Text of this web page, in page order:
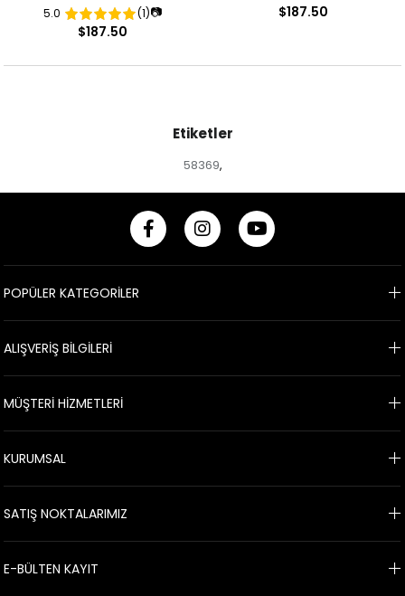
Desenli Abiye Elbise
5.0 (1)📷
$187.50
$187.50
Etiketler
58369,
POPÜLER KATEGORİLER
ALIŞVERİŞ BİLGİLERİ
MÜŞTERİ HİZMETLERİ
KURUMSAL
SATIŞ NOKTALARIMIZ
E-BÜLTEN KAYIT